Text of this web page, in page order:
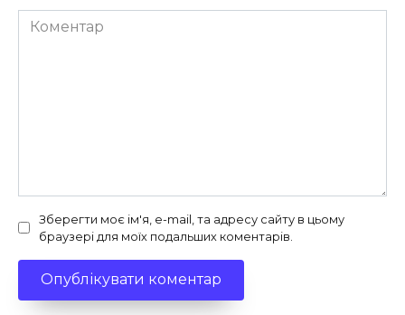
Коментар
Зберегти моє ім'я, e-mail, та адресу сайту в цьому
браузері для моїх подальших коментарів.